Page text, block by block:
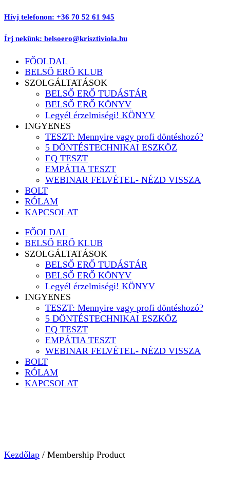
Ugrás
tartalomhoz
Hívj telefonon: +36 70 52 61 945
Írj nekünk: belsoero@krisztiviola.hu
FŐOLDAL
BELSŐ ERŐ KLUB
SZOLGÁLTATÁSOK
BELSŐ ERŐ TUDÁSTÁR
BELSŐ ERŐ KÖNYV
Legyél érzelmiségi! KÖNYV
INGYENES
TESZT: Mennyire vagy profi döntéshozó?
5 DÖNTÉSTECHNIKAI ESZKÖZ
EQ TESZT
EMPÁTIA TESZT
WEBINAR FELVÉTEL- NÉZD VISSZA
BOLT
RÓLAM
KAPCSOLAT
FŐOLDAL
BELSŐ ERŐ KLUB
SZOLGÁLTATÁSOK
BELSŐ ERŐ TUDÁSTÁR
BELSŐ ERŐ KÖNYV
Legyél érzelmiségi! KÖNYV
INGYENES
TESZT: Mennyire vagy profi döntéshozó?
5 DÖNTÉSTECHNIKAI ESZKÖZ
EQ TESZT
EMPÁTIA TESZT
WEBINAR FELVÉTEL- NÉZD VISSZA
BOLT
RÓLAM
KAPCSOLAT
Kezdőlap / Membership Product